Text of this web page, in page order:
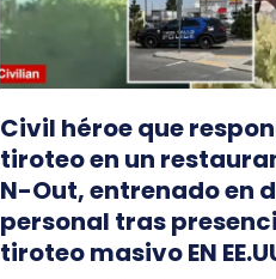
Civil héroe que
tiroteo en un
N-Out, entrenado en
personal tras
tiroteo masivo EN